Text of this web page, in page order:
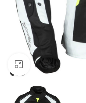
Click to enlarge